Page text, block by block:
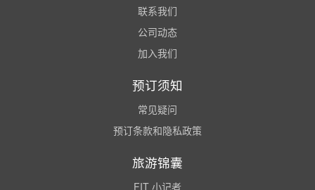
联系我们
公司动态
加入我们
预订须知
常见疑问
预订条款和隐私政策
旅游锦囊
FIT 小记者